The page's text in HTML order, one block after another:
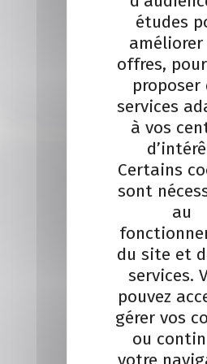
SEBASTIEN
Je contacte un
Je contacte
études
améliorer
offres,
proposer
services
à vos
Certains
sont
au
du site et
services.
pouvez
gérer vos
ou
votre